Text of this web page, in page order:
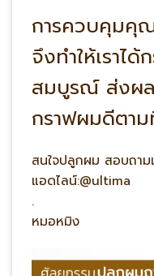
การควบคุมคุ
จึงทำให้เราไ
สมบูรณ์ ส่งผล
กราฟผมดีตาม
สนใจปลูกผม สอบถา
แอดไลน์:@ultima
.
หมอหมิง